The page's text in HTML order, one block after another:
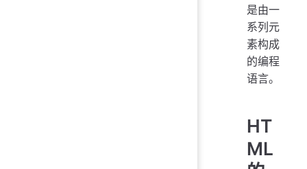
是由一
系列元
素构成
的编程
语言。
HT
ML